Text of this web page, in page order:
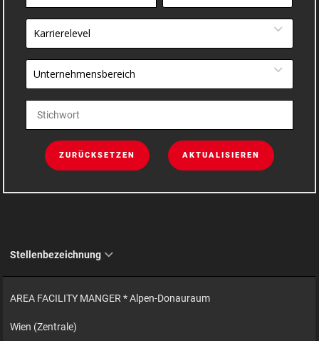
Karrierelevel
Unternehmensbereich
ZURÜCKSETZEN AKTUALISIEREN
Stellenbezeichnung
AREA FACILITY MANGER * Alpen-Donauraum
Wien (Zentrale)